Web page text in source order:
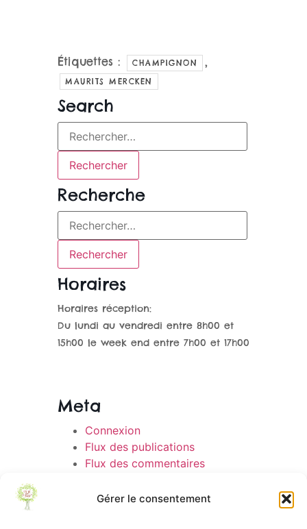
Gérer le consentement
Étiquettes : CHAMPIGNON ,
MAURITS MERCKEN
Search
Recherche
Horaires
Horaires réception:
Du lundi au vendredi entre 8h00 et
15h00 le week end entre 7h00 et 17h00
Meta
Connexion
Flux des publications
Flux des commentaires
Mon Lit dans l’arbre